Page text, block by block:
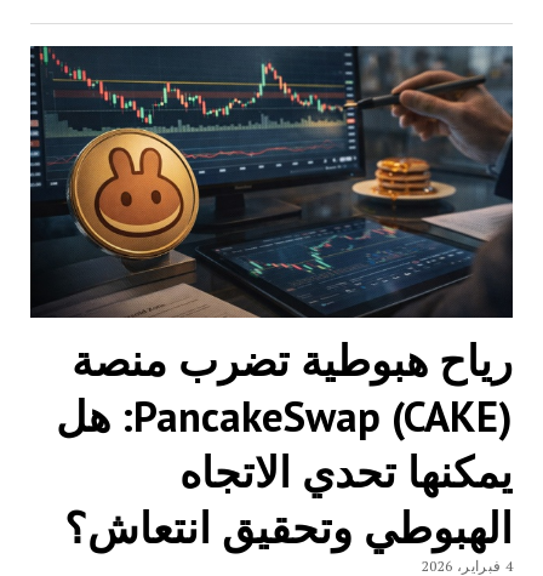
رياح هبوطية تضرب منصة
PancakeSwap (CAKE): هل
يمكنها تحدي الاتجاه
الهبوطي وتحقيق انتعاش؟
4 فبراير، 2026